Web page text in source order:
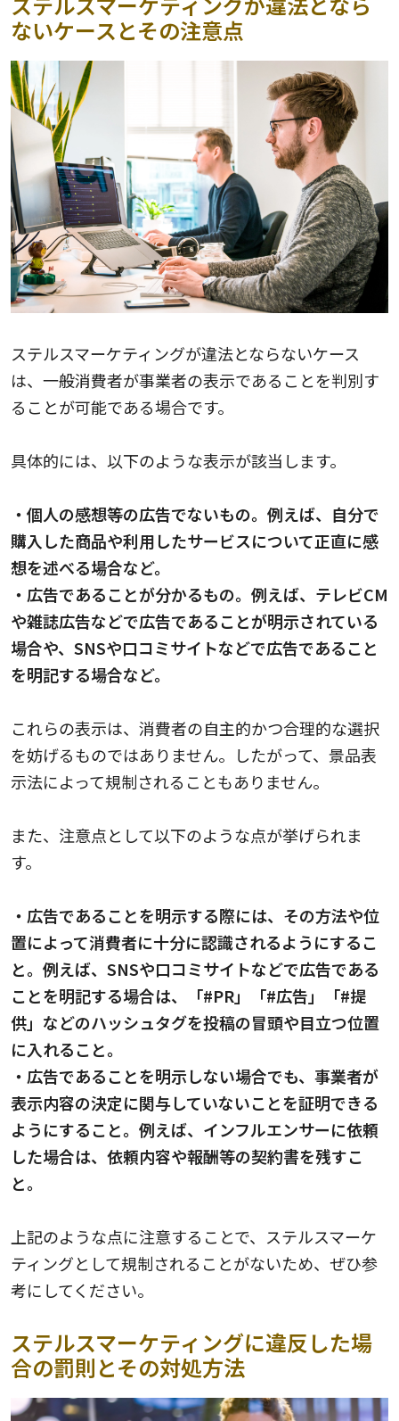
ないケースとその注意点
ステルスマーケティングが違法とならないケース
は、一般消費者が事業者の表示であることを判別す
ることが可能である場合です。
具体的には、以下のような表示が該当します。
・個人の感想等の広告でないもの。例えば、自分で
購入した商品や利用したサービスについて正直に感
想を述べる場合など。
・広告であることが分かるもの。例えば、テレビCM
や雑誌広告などで広告であることが明示されている
場合や、SNSや口コミサイトなどで広告であること
を明記する場合など。
これらの表示は、消費者の自主的かつ合理的な選択
を妨げるものではありません。したがって、景品表
示法によって規制されることもありません。
また、注意点として以下のような点が挙げられま
す。
・広告であることを明示する際には、その方法や位
置によって消費者に十分に認識されるようにするこ
と。例えば、SNSや口コミサイトなどで広告である
ことを明記する場合は、「#PR」「#広告」「#提
供」などのハッシュタグを投稿の冒頭や目立つ位置
に入れること。
・広告であることを明示しない場合でも、事業者が
表示内容の決定に関与していないことを証明できる
ようにすること。例えば、インフルエンサーに依頼
した場合は、依頼内容や報酬等の契約書を残すこ
と。
上記のような点に注意することで、ステルスマーケ
ティングとして規制されることがないため、ぜひ参
考にしてください。
ステルスマーケティングに違反した場
合の罰則とその対処方法